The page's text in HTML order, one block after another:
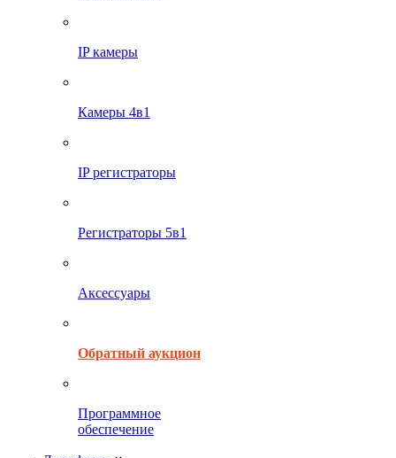
IP камеры
Камеры 4в1
IP регистраторы
Регистраторы 5в1
Аксессуары
Обратный аукцион
Программное
обеспечение